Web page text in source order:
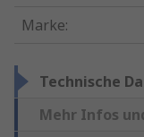
Marke:
Technische
Mehr Infos